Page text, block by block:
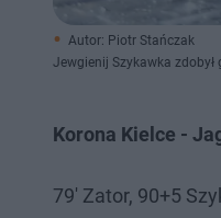
Autor: Piotr Stańczak
Jewgienij Szykawka
Korona Kielce -
79' Zator, 90+5